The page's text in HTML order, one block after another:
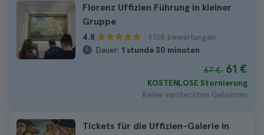
Florenz Uffizien Führung in kleiner
Gruppe
4.8
1.138 bewertungen
Dauer: 1 stunde 30 minuten
67 € 61 €
KOSTENLOSE Stornierung
Keine versteckten Gebühren
Tickets für die Uffizien-Galerie in